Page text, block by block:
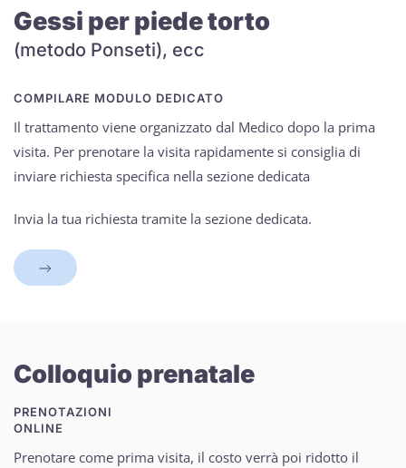
Gessi per piede torto
(metodo Ponseti), ecc
COMPILARE MODULO DEDICATO
Il trattamento viene organizzato dal Medico dopo la prima
visita. Per prenotare la visita rapidamente si consiglia di
inviare richiesta specifica nella sezione dedicata
Invia la tua richiesta tramite la sezione dedicata.
Colloquio prenatale
PRENOTAZIONI
ONLINE
Prenotare come prima visita, il costo verrà poi ridotto il